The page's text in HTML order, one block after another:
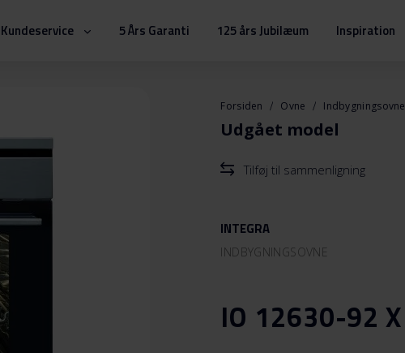
Kundeservice 5 Års Garanti 125 års Jubilæum Inspiration
Forsiden Ovne Indbygningsovne
Udgået model
Tilføj til sammenligning
INTEGRA
INDBYGNINGSOVNE
IO 12630-92 X